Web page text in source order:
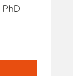
PhD